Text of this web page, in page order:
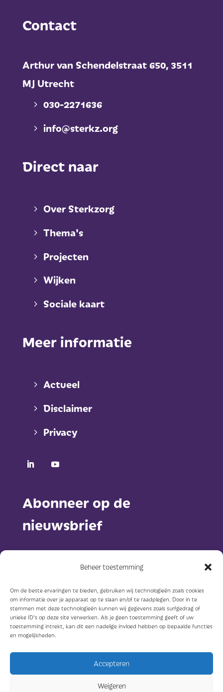
Beheer toestemming
Om de beste ervaringen te bieden, gebruiken wij technologieën zoals cookies
om informatie over je apparaat op te slaan en/of te raadplegen. Door in te
stemmen met deze technologieën kunnen wij gegevens zoals surfgedrag of
unieke ID's op deze site verwerken. Als je geen toestemming geeft of uw
toestemming intrekt, kan dit een nadelige invloed hebben op bepaalde functies
en mogelijkheden.
Accepteren
Weigeren
Contact
Arthur van Schendelstraat 650, 3511
MJ Utrecht
030-2271636
info@sterkz.org
Direct naar
Over Sterkzorg
Thema's
Projecten
Wijken
Sociale kaart
Meer informatie
Actueel
Disclaimer
Privacy
Abonneer op de
nieuwsbrief
Abonneer
© Sterkzorg 2023